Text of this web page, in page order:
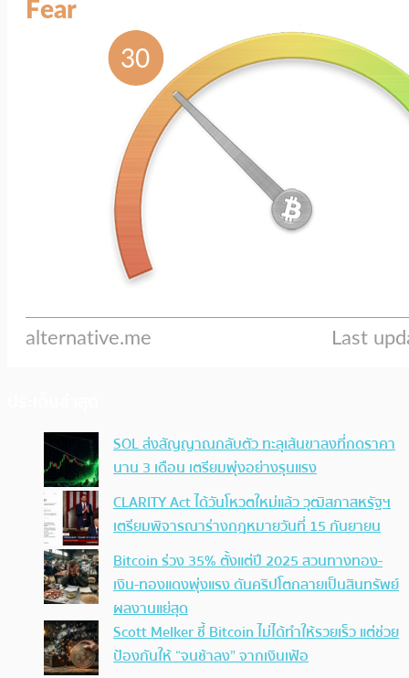
SOL ส่งสัญญาณกลับตัว ทะลุเส้นขาลงที่กดราคา
นาน 3 เดือน เตรียมพุ่งอย่างรุนแรง
CLARITY Act ได้วันโหวตใหม่แล้ว วุฒิสภาสหรัฐฯ
เตรียมพิจารณาร่างกฎหมายวันที่ 15 กันยายน
Bitcoin ร่วง 35% ตั้งแต่ปี 2025 สวนทางทอง-
เงิน-ทองแดงพุ่งแรง ดันคริปโตกลายเป็นสินทรัพย์
ผลงานแย่สุด
Scott Melker ชี้ Bitcoin ไม่ได้ทำให้รวยเร็ว แต่ช่วย
ป้องกันให้ “จนช้าลง” จากเงินเฟ้อ